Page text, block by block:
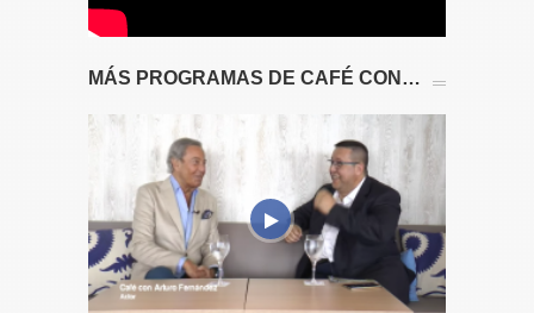
MÁS PROGRAMAS DE CAFÉ CON…